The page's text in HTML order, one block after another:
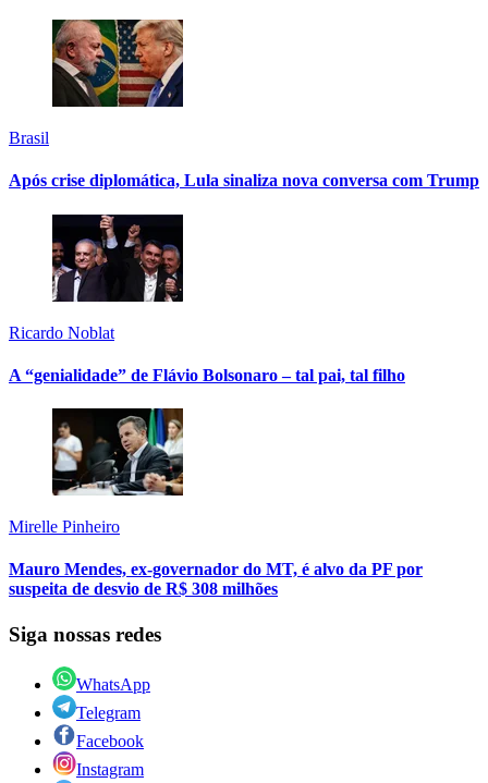
Brasil
Após crise diplomática, Lula sinaliza nova conversa com Trump
Ricardo Noblat
A “genialidade” de Flávio Bolsonaro – tal pai, tal filho
Mirelle Pinheiro
Mauro Mendes, ex-governador do MT, é alvo da PF por
suspeita de desvio de R$ 308 milhões
Siga nossas redes
WhatsApp
Telegram
Facebook
Instagram